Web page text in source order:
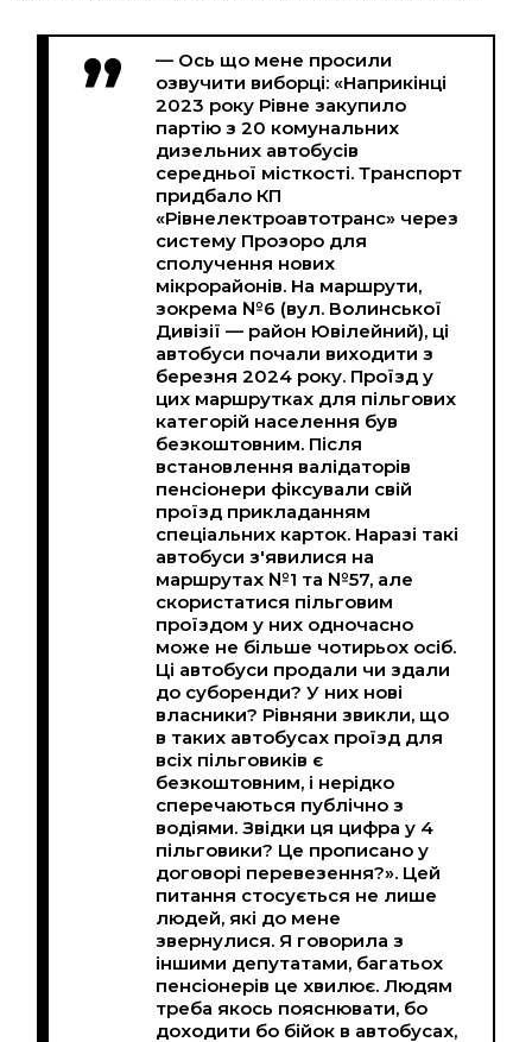
— Ось що мене просили
озвучити виборці: «Наприкінці
2023 року Рівне закупило
партію з 20 комунальних
дизельних автобусів
середньої місткості. Транспорт
придбало КП
«Рівнелектроавтотранс» через
систему Прозоро для
сполучення нових
мікрорайонів. На маршрути,
зокрема №6 (вул. Волинської
Дивізії — район Ювілейний), ці
автобуси почали виходити з
березня 2024 року. Проїзд у
цих маршрутках для пільгових
категорій населення був
безкоштовним. Після
встановлення валідаторів
пенсіонери фіксували свій
проїзд прикладанням
спеціальних карток. Наразі такі
автобуси з'явилися на
маршрутах №1 та №57, але
скористатися пільговим
проїздом у них одночасно
може не більше чотирьох осіб.
Ці автобуси продали чи здали
до суборенди? У них нові
власники? Рівняни звикли, що
в таких автобусах проїзд для
всіх пільговиків є
безкоштовним, і нерідко
сперечаються публічно з
водіями. Звідки ця цифра у 4
пільговики? Це прописано у
договорі перевезення?». Цей
питання стосується не лише
людей, які до мене
звернулися. Я говорила з
іншими депутатами, багатьох
пенсіонерів це хвилює. Людям
треба якось пояснювати, бо
доходити бо бійок в автобусах,